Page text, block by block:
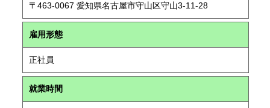
〒463-0067 愛知県名古屋市守山区守山3-11-28
雇用形態
正社員
就業時間